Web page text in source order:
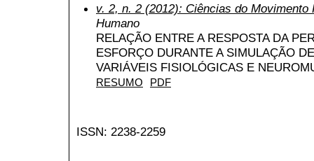
v. 2, n. 2 (2012): Ciências do Movimento
Humano
RELAÇÃO ENTRE A RESPOSTA DA
ESFORÇO DURANTE A SIMULAÇÃO
VARIÁVEIS FISIOLÓGICAS E
RESUMO PDF
ISSN: 2238-2259